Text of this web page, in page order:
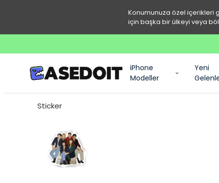
Konumunuza özel içerikleri
için başka bir ülkeyi veya
iPhone
Modeller
Yeni
Sticker